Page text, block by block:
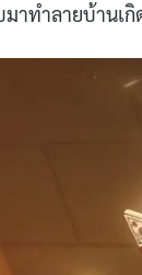
าทำลายบ้านเกิ